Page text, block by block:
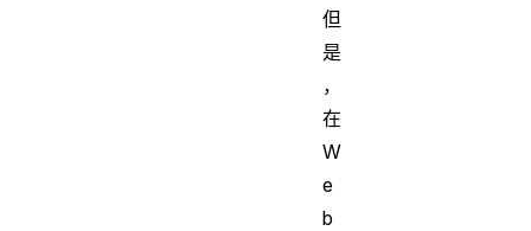
但
是
，
在
W
e
b